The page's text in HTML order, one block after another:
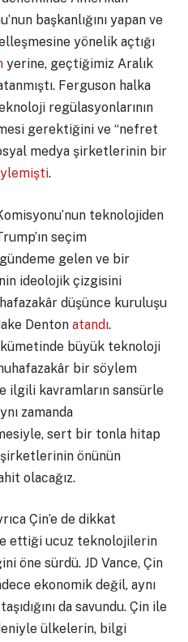
başkanlığını yapan ve
yönelik açtığı
yerine, geçtiğimiz Aralık
Ferguson halka
regülasyonlarının
gerektiğini ve “nefret
medya şirketlerinin bir
.
teknolojiden
seçim
gelen ve bir
ideolojik çizgisini
düşünce kuruluşu
Denton atandı.
büyük teknoloji
bir söylem
ilgili kavramların sansürle
zamanda
sert bir tonla hitap
önünün
olacağız.
Çin’e de dikkat
ettiği ucuz teknolojilerin
öne sürdü. JD Vance, Çin
ekonomik değil, aynı
da savundu. Çin ile
ülkelerin, bilgi